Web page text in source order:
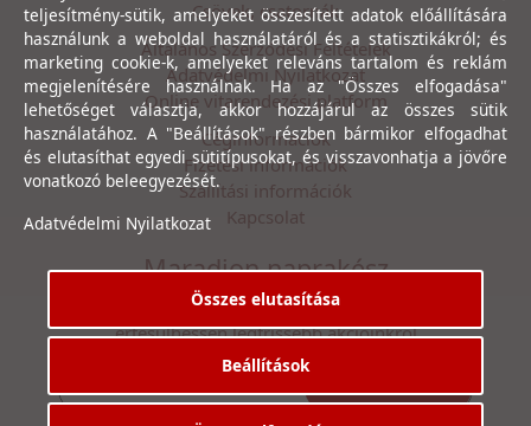
Csövek, csatornák
Általános Szerződési Feltételek
Adatvédelmi Nyilatkozat
Online vitarendezési platform
Céginformációk
Fizetési információk
Szállítási információk
Kapcsolat
Maradjon naprakész
Íratkozzon fel hírlevelünkre, hogy első kézből
értesülhessen legfrissebb akcióinkról
teljesítmény-sütik, amelyeket összesített adatok előállítására
használunk a weboldal használatáról és a statisztikákról; és
marketing cookie-k, amelyeket releváns tartalom és reklám
megjelenítésére használnak. Ha az "Összes elfogadása"
lehetőséget választja, akkor hozzájárul az összes sütik
használatához. A "Beállítások" részben bármikor elfogadhat
és elutasíthat egyedi sütitípusokat, és visszavonhatja a jövőre
vonatkozó beleegyezését.
Adatvédelmi Nyilatkozat
Összes elutasítása
Beállítások